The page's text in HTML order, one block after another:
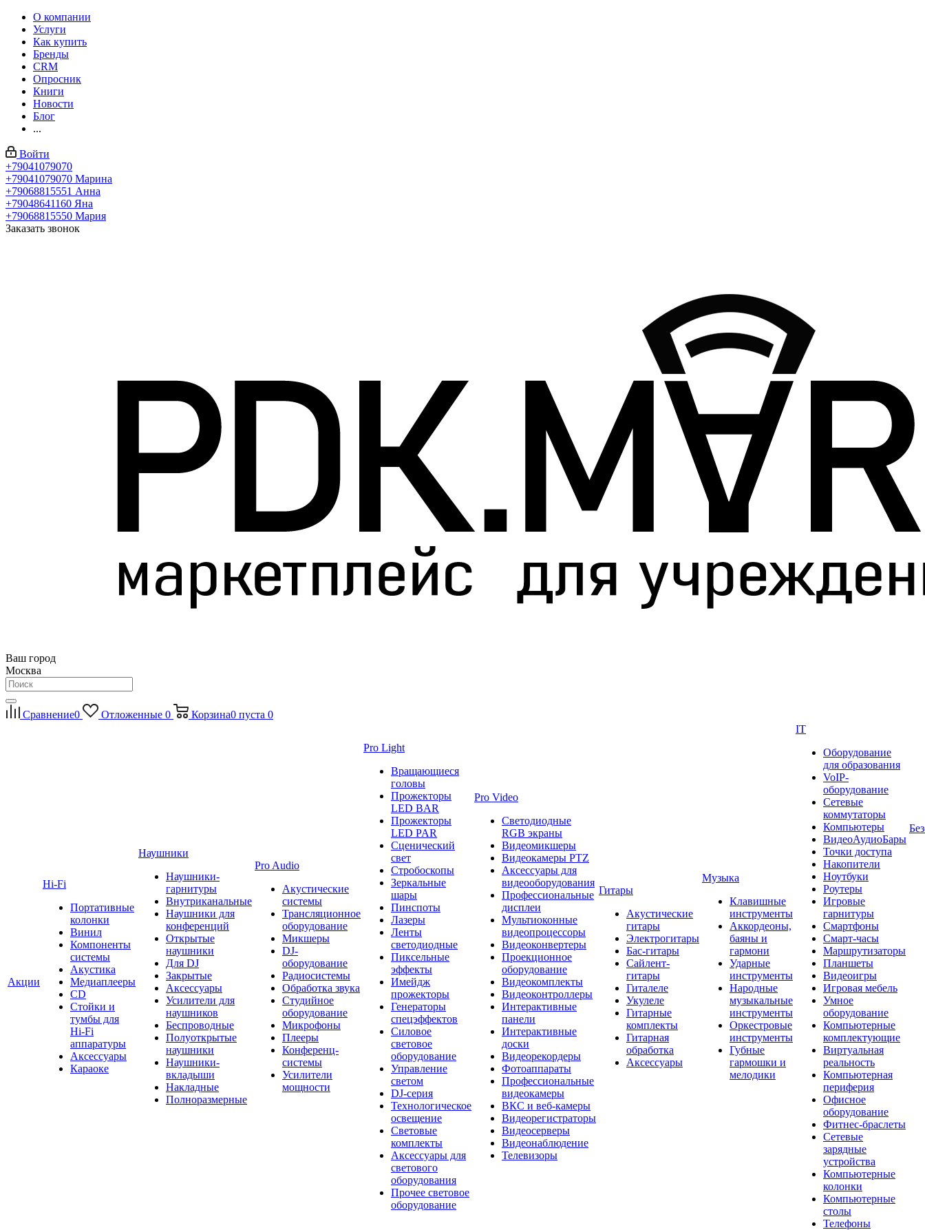
О компании
Услуги
Как купить
Бренды
CRM
Опросник
Книги
Новости
Блог
...
Войти
+79041079070
+79041079070 Марина
+79068815551 Анна
+79048641160 Яна
+79068815550 Мария
Заказать звонок
Ваш город
Москва
Сравнение0 Отложенные 0 Корзина0 пуста 0
Акции
Hi-Fi
Портативные
колонки
Винил
Компоненты
системы
Акустика
Медиаплееры
CD
Стойки и
тумбы для
Hi-Fi
аппаратуры
Аксессуары
Караоке
Наушники
Наушники-
гарнитуры
Внутриканальные
Наушники для
конференций
Открытые
наушники
Для DJ
Закрытые
Аксессуары
Усилители для
наушников
Беспроводные
Полуоткрытые
наушники
Наушники-
вкладыши
Накладные
Полноразмерные
Pro Audio
Акустические
системы
Трансляционное
оборудование
Микшеры
DJ-
оборудование
Радиосистемы
Обработка звука
Студийное
оборудование
Микрофоны
Плееры
Конференц-
системы
Усилители
мощности
Pro Light
Вращающиеся
головы
Прожекторы
LED BAR
Прожекторы
LED PAR
Сценический
свет
Стробоскопы
Зеркальные
шары
Пинспоты
Лазеры
Ленты
светодиодные
Пиксельные
эффекты
Имейдж
прожекторы
Генераторы
спецэффектов
Силовое
световое
оборудование
Управление
светом
DJ-серия
Технологическое
освещение
Световые
комплекты
Аксессуары для
светового
оборудования
Прочее световое
оборудование
Pro Video
Светодиодные
RGB экраны
Видеомикшеры
Видеокамеры PTZ
Аксессуары для
видеооборудования
Профессиональные
дисплеи
Мультиоконные
видеопроцессоры
Видеоконвертеры
Проекционное
оборудование
Видеокомплекты
Видеоконтроллеры
Интерактивные
панели
Интерактивные
доски
Видеорекордеры
Фотоаппараты
Профессиональные
видеокамеры
ВКС и веб-камеры
Видеорегистраторы
Видеосерверы
Видеонаблюдение
Телевизоры
Гитары
Акустические
гитары
Электрогитары
Бас-гитары
Сайлент-
гитары
Гиталеле
Укулеле
Гитарные
комплекты
Гитарная
обработка
Аксессуары
Музыка
Клавишные
инструменты
Аккордеоны,
баяны и
гармони
Ударные
инструменты
Народные
музыкальные
инструменты
Оркестровые
инструменты
Губные
гармошки и
мелодики
IT
Оборудование
для образования
VoIP-
оборудование
Сетевые
коммутаторы
Компьютеры
ВидеоАудиоБары
Точки доступа
Накопители
Ноутбуки
Роутеры
Игровые
гарнитуры
Смартфоны
Смарт-часы
Маршрутизаторы
Планшеты
Видеоигры
Игровая мебель
Умное
оборудование
Компьютерные
комплектующие
Виртуальная
реальность
Компьютерная
периферия
Офисное
оборудование
Фитнес-браслеты
Сетевые
зарядные
устройства
Компьютерные
колонки
Компьютерные
столы
Телефоны